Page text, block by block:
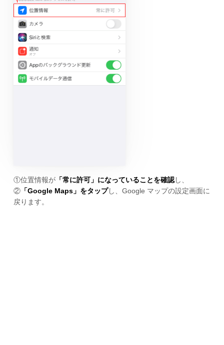
①位置情報が「常に許可」になっていることを確認し、
②「Google Maps」をタップし、Google マップの設定画面に
戻ります。